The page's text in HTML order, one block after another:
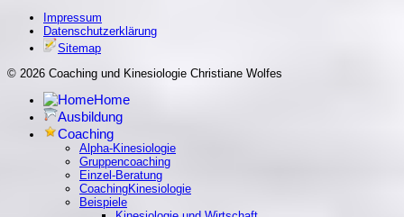
Impressum
Datenschutzerklärung
Sitemap
© 2026 Coaching und Kinesiologie Christiane Wolfes
Home
Ausbildung
Coaching
Alpha-Kinesiologie
Gruppencoaching
Einzel-Beratung
CoachingKinesiologie
Beispiele